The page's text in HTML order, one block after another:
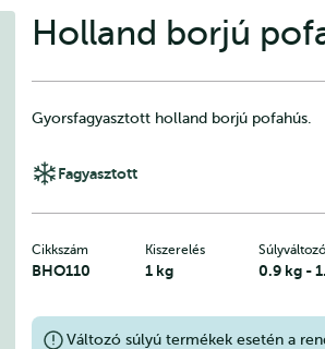
Holland borjú
Gyorsfagyasztott holland borjú pofahús.
Fagyasztott
Cikkszám
BHO110
Kiszerelés
1 kg
Súlyváltozó
0.9 kg -
Változó súlyú termékek esetén a